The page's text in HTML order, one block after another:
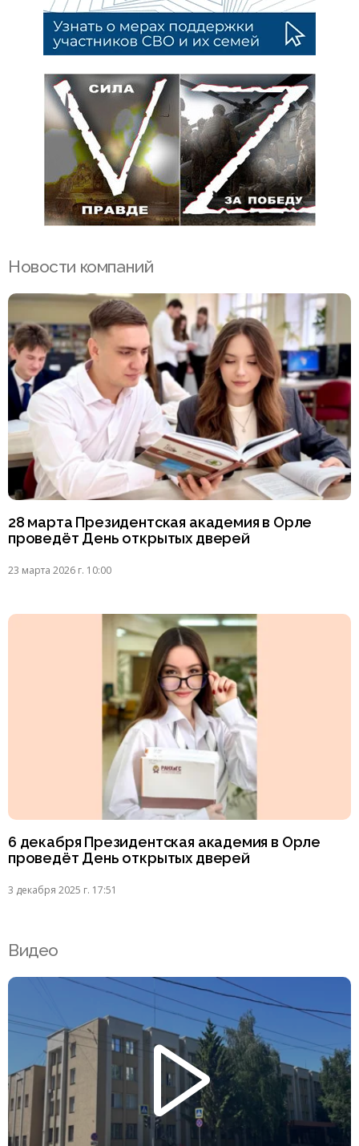
Новости компаний
28 марта Президентская академия в Орле
проведёт День открытых дверей
23 марта 2026 г. 10:00
6 декабря Президентская академия в Орле
проведёт День открытых дверей
3 декабря 2025 г. 17:51
Видео